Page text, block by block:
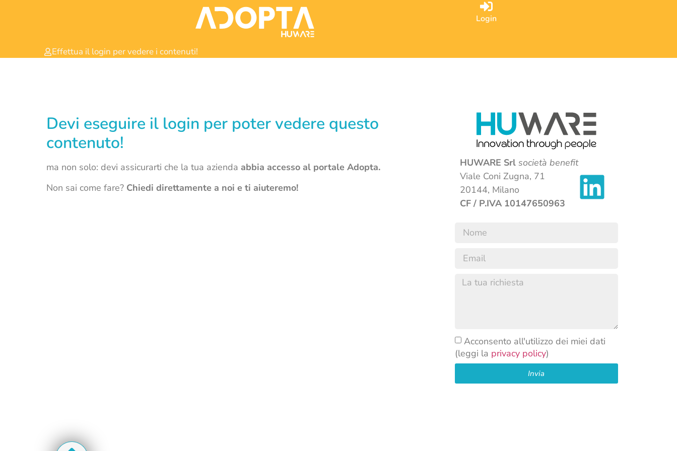
Login
Effettua il login per vedere i contenuti!
Devi eseguire il login per poter vedere questo
contenuto!
ma non solo: devi assicurarti che la tua azienda abbia accesso al portale Adopta.
Non sai come fare? Chiedi direttamente a noi e ti aiuteremo!
HUWARE Srl società benefit
Viale Coni Zugna, 71
20144, Milano
CF / P.IVA 10147650963
Acconsento all'utilizzo dei miei dati
(leggi la privacy policy)
Invia